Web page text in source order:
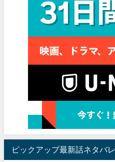
ピックアップ最新話ネタバレ